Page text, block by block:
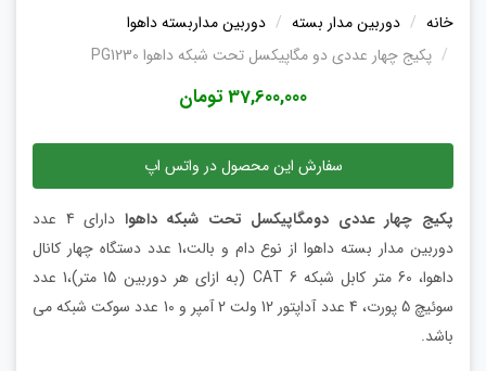
خانه دوربین مدار بسته
دوربین مداربسته داهوا
پکیج چهار عددی دو مگاپیکسل تحت شبکه داهوا PG1230
37,600,000 تومان
سفارش این محصول در واتس اپ
پکیج چهار عددی دومگاپیکسل تحت شبکه داهوا
دارای 4 عدد
دوربین مدار بسته داهوا از نوع دام و بالت،1 عدد دستگاه چهار کانال
داهوا، 60 متر کابل شبکه CAT 6 (به ازای هر دوربین 15 متر)،1 عدد
سوئیچ 5 پورت، 4 عدد آداپتور 12 ولت 2 آمپر و 10 عدد سوکت شبکه می
باشد.